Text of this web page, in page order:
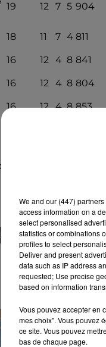
19 12 7 5 904
18 11 7 4 811
16 12 4 8 841
16 12 4 8 804
16 12 4 8 853
Rédaction Intensité
(28) INFO LOCALE
We and our (447) partners
access information on a
select personalised
statistics or combinations
profiles to select
Deliver and present
data such as IP address
requested; Use precise
based on information
Vous pouvez accepter en
mes choix". Vous pouvez
ce site. Vous pouvez
bas de chaque page.